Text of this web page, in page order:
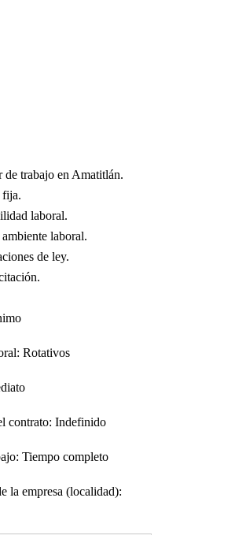
de trabajo en Amatitlán.
fija.
laboral.
laboral.
de ley.
Rotativos
contrato: Indefinido
Tiempo completo
la empresa (localidad):